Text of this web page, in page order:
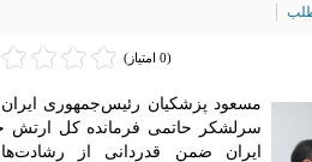
(0 امتیاز)
مسعود پزشکیان رئیس‌جمهوری ایران
سرلشکر حاتمی فرمانده کل ارتش
ایران ضمن قدردانی از